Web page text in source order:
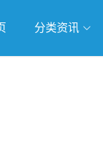
分类资讯